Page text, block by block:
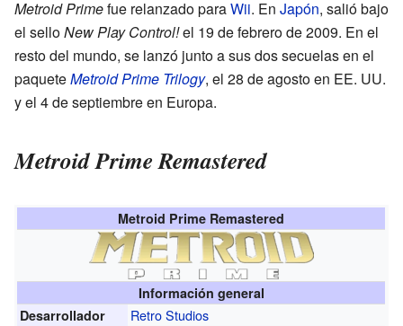
Metroid Primefue relanzado paraWii. En Japón, salió bajo
el selloNew Play Control!el 19 de febrero de 2009. En el
resto del mundo, se lanzó junto a sus dos secuelas en el
paqueteMetroid Prime Trilogy, el 28 de agosto en EE. UU.
y el 4 de septiembre en Europa.
Metroid Prime Remastered
Metroid Prime Remastered
Información general
Desarrollador
Retro Studios